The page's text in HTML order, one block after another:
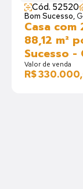
Cód. 52520
Bom Sucesso,
Casa
88,12 m²
Sucesso -
Valor de venda
R$